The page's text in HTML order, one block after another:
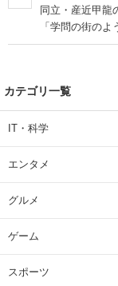
同立・産近甲
「学問の街の
| 大学 ねとらぼ
カテゴリ一覧
IT・科学
エンタメ
グルメ
ゲーム
スポーツ